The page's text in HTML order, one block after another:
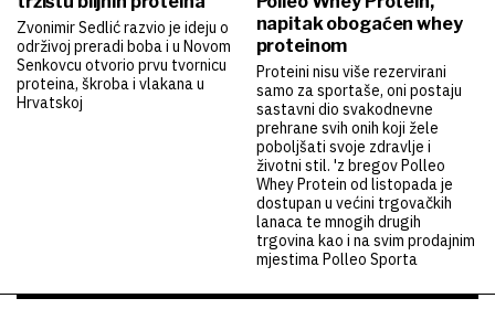
Zvonimir Sedlić razvio je ideju o
održivoj preradi boba i u Novom
Senkovcu otvorio prvu tvornicu
proteina, škroba i vlakana u
Hrvatskoj
napitak obogaćen whey
proteinom
Proteini nisu više rezervirani
samo za sportaše, oni postaju
sastavni dio svakodnevne
prehrane svih onih koji žele
poboljšati svoje zdravlje i
životni stil. 'z bregov Polleo
Whey Protein od listopada je
dostupan u većini trgovačkih
lanaca te mnogih drugih
trgovina kao i na svim prodajnim
mjestima Polleo Sporta